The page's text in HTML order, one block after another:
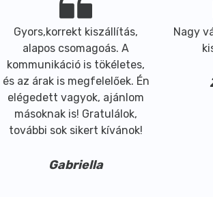
színét az UV sugárzással szemben.
intenzív színeket még tovább!
A legkorszerűbb technológia
Hennaplus képes a piacon lévő
ammóniatartalmú krémhajfesték
miközben biztosítja az optimális
a többi Hennaplus festék, a tartós
tartalmaz P- Fenilenediamint, (amely
legelterjedtebb forrása.) Finom,
Gyors,korrekt kiszállítás,
alapos csomagoás. A
kommunikáció is tökéletes,
és az árak is megfelelőek. Én
elégedett vagyok, ajánlom
másoknak is! Gratulálok,
további sok sikert kívánok!
Gabriella
Nagy